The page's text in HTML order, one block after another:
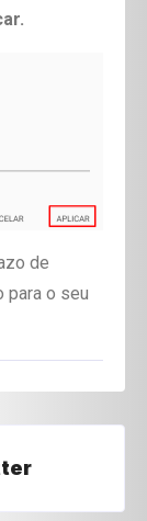
de
para o seu